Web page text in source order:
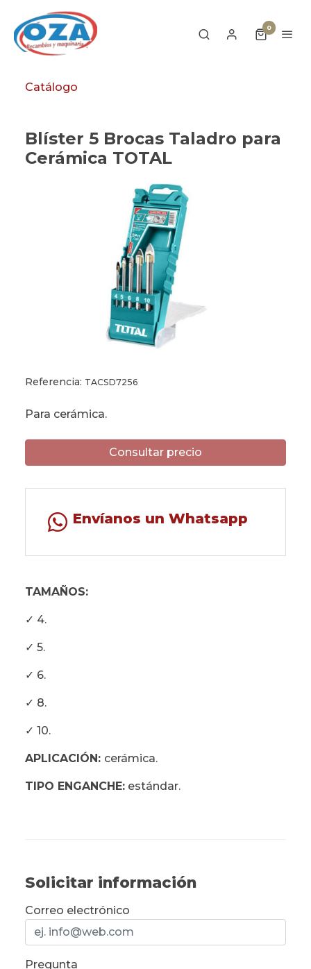
0
Catálogo
Blíster 5 Brocas Taladro para
Cerámica TOTAL
Referencia: TACSD7256
Para cerámica.
Consultar precio
Envíanos un Whatsapp
TAMAÑOS:
✓ 4.
✓ 5.
✓ 6.
✓ 8.
✓ 10.
APLICACIÓN: cerámica.
TIPO ENGANCHE: estándar.
Solicitar información
Correo electrónico
Pregunta